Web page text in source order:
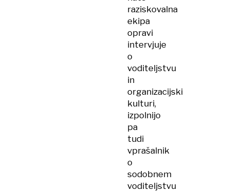
raziskovalna
ekipa
opravi
intervjuje
o
voditeljstvu
in
organizacijski
kulturi,
izpolnijo
pa
tudi
vprašalnik
o
sodobnem
voditeljstvu